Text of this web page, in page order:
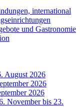
international
und Gastronomie
August 2026
2026
2026
November bis 23.